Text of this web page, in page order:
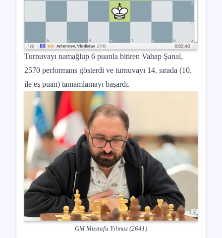
Turnuvayı namağlup 6 puanla bitiren Vahap Şanal,
2570 performans gösterdi ve turnuvayı 14. sırada (10.
ile eş puan) tamamlamayı başardı.
GM Mustafa Yılmaz (2641)